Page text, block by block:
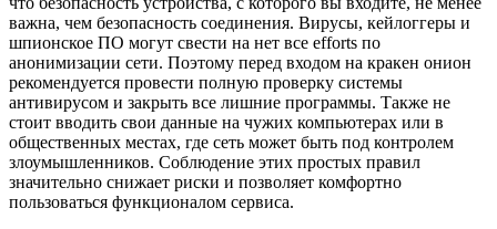
важна, чем безопасность соединения. Вирусы, кейлоггеры и
шпионское ПО могут свести на нет все efforts по
анонимизации сети. Поэтому перед входом на кракен онион
рекомендуется провести полную проверку системы
антивирусом и закрыть все лишние программы. Также не
стоит вводить свои данные на чужих компьютерах или в
общественных местах, где сеть может быть под контролем
злоумышленников. Соблюдение этих простых правил
значительно снижает риски и позволяет комфортно
пользоваться функционалом сервиса.